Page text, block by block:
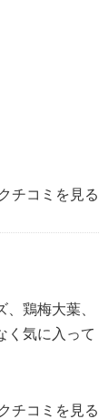
チコミを見る
鶏梅大葉、
く気に入って
チコミを見る